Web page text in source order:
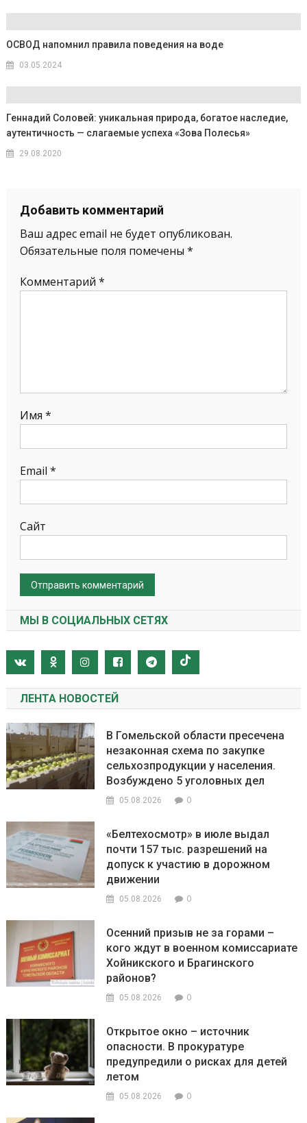
ОСВОД напомнил правила поведения на воде
03.05.2024
Геннадий Соловей: уникальная природа, богатое наследие,
аутентичность — слагаемые успеха «Зова Полесья»
29.08.2020
Добавить комментарий
Ваш адрес email не будет опубликован.
Обязательные поля помечены *
Комментарий *
Имя *
Email *
Сайт
МЫ В СОЦИАЛЬНЫХ СЕТЯХ
ЛЕНТА НОВОСТЕЙ
В Гомельской области пресечена
незаконная схема по закупке
сельхозпродукции у населения.
Возбуждено 5 уголовных дел
05.08.2026 0
«Белтехосмотр» в июле выдал
почти 157 тыс. разрешений на
допуск к участию в дорожном
движении
05.08.2026 0
Осенний призыв не за горами –
кого ждут в военном комиссариате
Хойникского и Брагинского
районов?
05.08.2026 0
Открытое окно – источник
опасности. В прокуратуре
предупредили о рисках для детей
летом
05.08.2026 0